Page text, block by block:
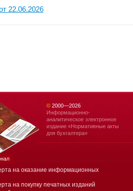
22.06.2026
на оказание информационных
на покупку печатных изданий
©2000—2026
Информационно-
аналитическое электронное
издание «Нормативные акты
для бухгалтера»